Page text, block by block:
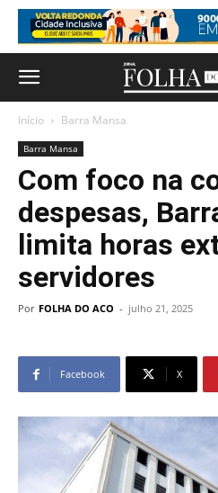
Início Barra Mansa
Barra Mansa
Com foco na
despesas,
limita horas
servidores
Por FOLHA DO ACO - julho 21, 2025
Facebook X